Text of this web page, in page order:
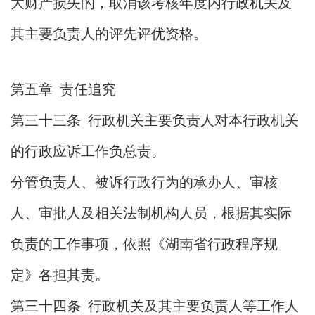
其主要负责人的评先评优资格。
第五章 责任追究
第三十三条 行政机关主要负责人对本行政机关
的行政应诉工作负总责。
分管负责人、被诉行政行为的承办人、审核
人、审批人及相关法制机构人员，根据其实际
负责的工作事项，依照《湖南省行政程序规
定》各担其责。
第三十四条 行政机关及其主要负责人等工作人